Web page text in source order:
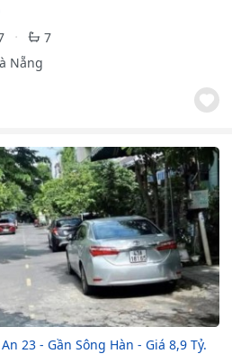
7
Nẵng
23 - Gần Sông Hàn - Giá 8,9 Tỷ.